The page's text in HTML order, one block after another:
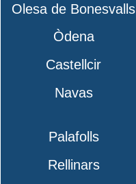
Olesa de Bonesvalls
Òdena
Castellcir
Navas
Palafolls
Rellinars